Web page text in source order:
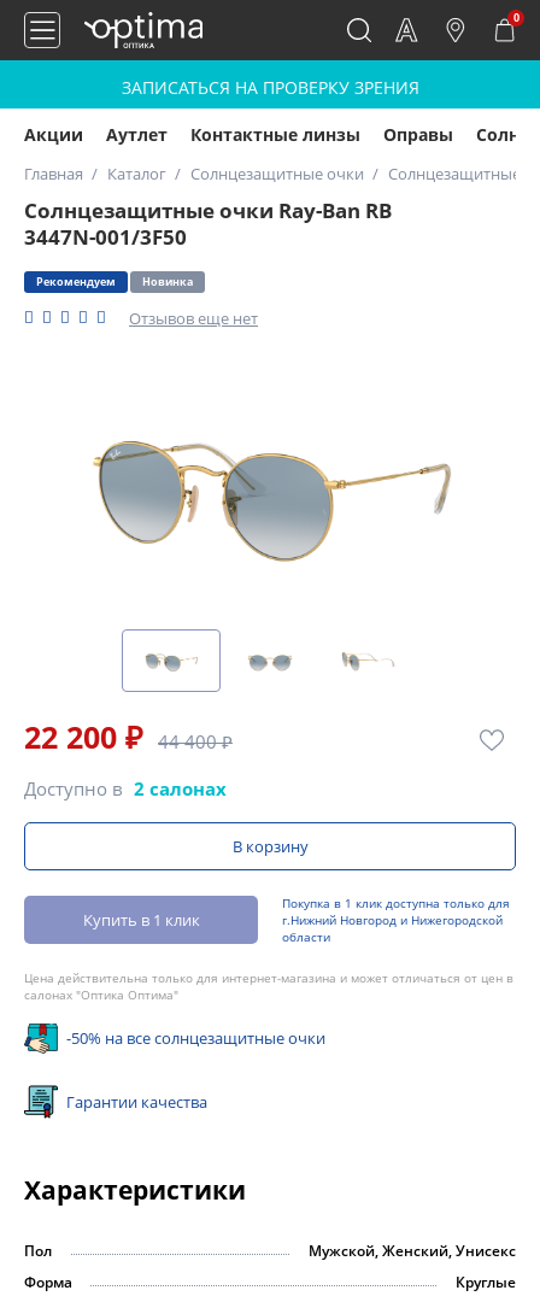
0
ЗАПИСАТЬСЯ НА ПРОВЕРКУ ЗРЕНИЯ
Акции Аутлет Контактные линзы Оправы
Главная Каталог Солнцезащитные очки Солнцезащитные
Солнцезащитные очки Ray-Ban RB
3447N-001/3F50
Рекомендуем Новинка
Отзывов еще нет
22 200 ₽ 44 400 ₽
Доступно в 2 салонах
В корзину
Купить в 1 клик
Покупка в 1 клик доступна только для
г.Нижний Новгород и Нижегородской
области
Цена действительна только для интернет-магазина и может отличаться от цен в
салонах "Оптика Оптима"
-50% на все солнцезащитные очки
Гарантии качества
Характеристики
Пол
Мужской, Женский, Унисекс
Форма
Круглые